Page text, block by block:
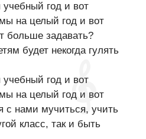
год и вот
на целый год и вот
больше задавать?
будет некогда гулять
год и вот
на целый год и вот
с нами мучиться, учить
класс, так и быть